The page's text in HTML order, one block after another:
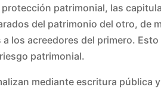
patrimonial, las
del patrimonio del otro, de
los acreedores del primero.
patrimonial.
mediante escritura pública